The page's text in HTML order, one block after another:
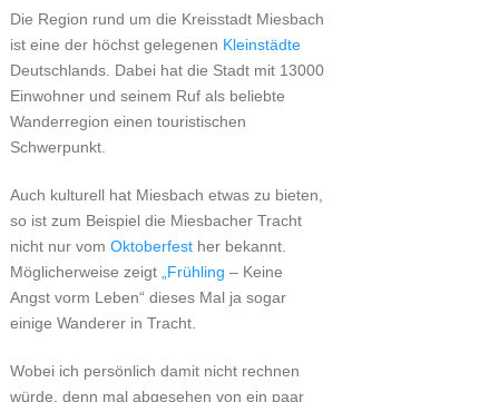
Die Region rund um die Kreisstadt Miesbach
ist eine der höchst gelegenen Kleinstädte
Deutschlands. Dabei hat die Stadt mit 13000
Einwohner und seinem Ruf als beliebte
Wanderregion einen touristischen
Schwerpunkt.
Auch kulturell hat Miesbach etwas zu bieten,
so ist zum Beispiel die Miesbacher Tracht
nicht nur vom Oktoberfesther bekannt.
Möglicherweise zeigt „Frühling – Keine
Angst vorm Leben“ dieses Mal ja sogar
einige Wanderer in Tracht.
Wobei ich persönlich damit nicht rechnen
würde, denn mal abgesehen von ein paar